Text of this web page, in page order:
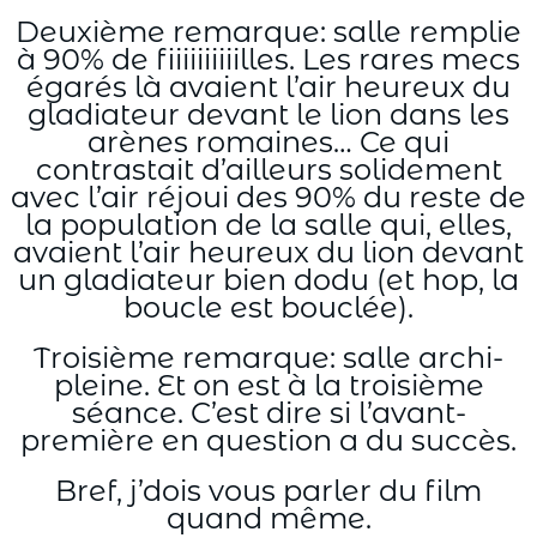
Deuxième remarque: salle remplie
à 90% de fiiiiiiiiiilles. Les rares mecs
égarés là avaient l’air heureux du
gladiateur devant le lion dans les
arènes romaines… Ce qui
contrastait d’ailleurs solidement
avec l’air réjoui des 90% du reste de
la population de la salle qui, elles,
avaient l’air heureux du lion devant
un gladiateur bien dodu (et hop, la
boucle est bouclée).
Troisième remarque: salle archi-
pleine. Et on est à la troisième
séance. C’est dire si l’avant-
première en question a du succès.
Bref, j’dois vous parler du film
quand même.